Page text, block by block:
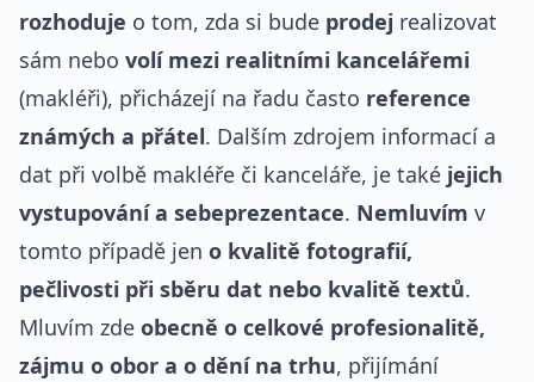
rozhoduje o tom, zda si bude prodej realizovat
sám nebo volí mezi realitními kancelářemi
(makléři), přicházejí na řadu často reference
známých a přátel. Dalším zdrojem informací a
dat při volbě makléře či kanceláře, je také jejich
vystupování a sebeprezentace. Nemluvím v
tomto případě jen o kvalitě fotografií,
pečlivosti při sběru dat nebo kvalitě textů.
Mluvím zde obecně o celkové profesionalitě,
zájmu o obor a o dění na trhu, přijímání